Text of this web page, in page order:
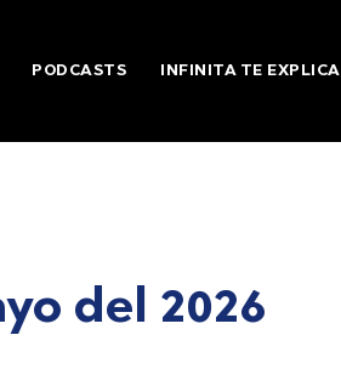
PODCASTS INFINITA TE EXPLICA
del 2026